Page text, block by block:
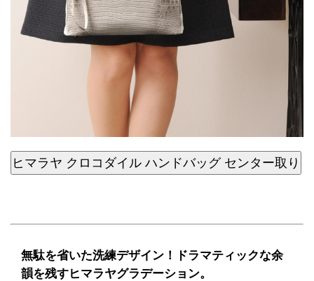
ヒマラヤ クロコダイル ハンドバッグ センター取り
無駄を省いた洗練デザイン！ドラマティックな余
韻を残すヒマラヤグラデーション。